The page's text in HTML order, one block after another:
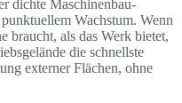
dichte Maschinenbau-
Wachstum. Wenn
braucht, als das Werk bietet,
die schnellste
externer Flächen, ohne